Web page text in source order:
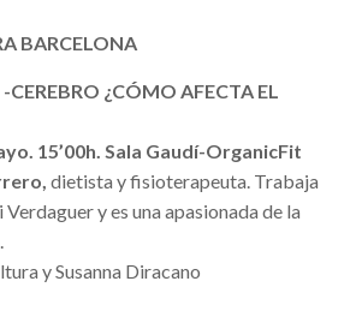
BARCELONA
CEREBRO ¿CÓMO AFECTA EL
15’00h. Sala Gaudí-OrganicFit
dietista y fisioterapeuta. Trabaja
y es una apasionada de la
y Susanna Diracano